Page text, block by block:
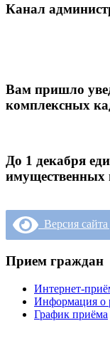
Канал
Вам пришло
комплексных
До 1 декабря
имущественных
Версия
Прием граждан
Интернет-
Информация о
График приёма